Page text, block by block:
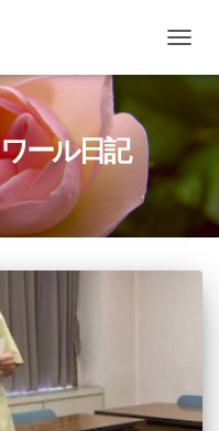
ビ
ン
を
り
ール日記